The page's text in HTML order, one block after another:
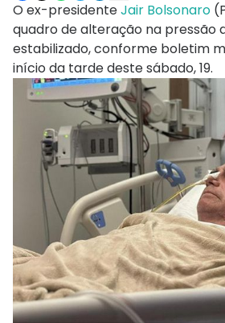
O ex-presidenteJair Bolsonaro
quadro de alteração na pressão
estabilizado, conforme boletim
início da tarde deste sábado, 19.